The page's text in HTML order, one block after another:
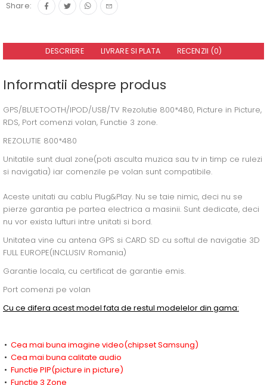
Share:
DESCRIERE LIVRARE SI PLATA RECENZII (0)
Informatii despre produs
GPS/BLUETOOTH/IPOD/USB/TV Rezolutie 800*480, Picture in Picture,
RDS, Port comenzi volan, Functie 3 zone.
REZOLUTIE 800*480
Unitatile sunt dual zone(poti asculta muzica sau tv in timp ce rulezi
si navigatia) iar comenzile pe volan sunt compatibile.
Aceste unitati au cablu Plug&Play. Nu se taie nimic, deci nu se
pierze garantia pe partea electrica a masinii. Sunt dedicate, deci
nu vor exista lufturi intre unitati si bord.
Unitatea vine cu antena GPS si CARD SD cu softul de navigatie 3D
FULL EUROPE(INCLUSIV Romania)
Garantie locala, cu certificat de garantie emis.
Port comenzi pe volan
Cu ce difera acest model fata de restul modelelor din gama:
Cea mai buna imagine video(chipset Samsung)
Cea mai buna calitate audio
Functie PIP(picture in picture)
Functie 3 Zone